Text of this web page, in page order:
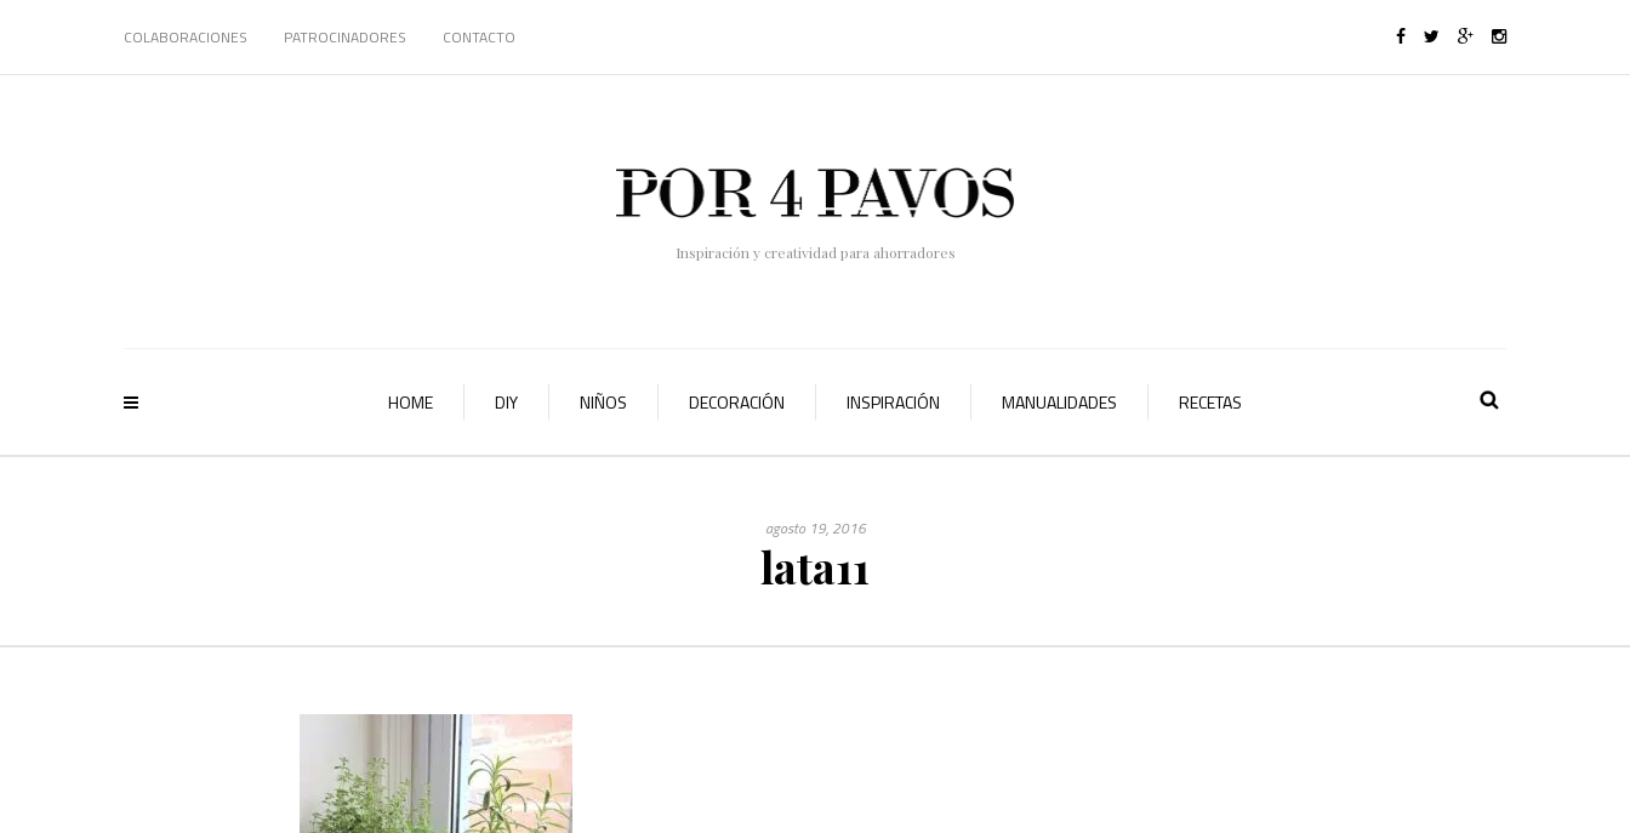
COLABORACIONES PATROCINADORES CONTACTO
Inspiración y creatividad para ahorradores
HOME DIY NIÑOS DECORACIÓN INSPIRACIÓN MANUALIDADES RECETAS
agosto 19, 2016
lata11